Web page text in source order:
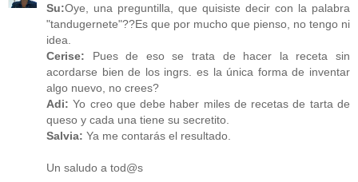
Su:Oye, una preguntilla, que quisiste decir con la palabra
"tandugernete"??Es que por mucho que pienso, no tengo ni
idea.
Cerise: Pues de eso se trata de hacer la receta sin
acordarse bien de los ingrs. es la única forma de inventar
algo nuevo, no crees?
Adi: Yo creo que debe haber miles de recetas de tarta de
queso y cada una tiene su secretito.
Salvia: Ya me contarás el resultado.
Un saludo a tod@s